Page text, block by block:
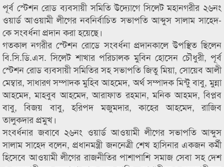
পূর্ব স্টেশন রোড ব্যবসায়ী সমিতি উদ্যোগে সিলেট মহানগরীর ২৬নং
ওয়ার্ড আওয়ামী লীগের নবনির্বাচিত সভাপতি আব্দুস সালাম সাহেদ-
কে সংবর্ধনা প্রদান করা হয়েছে।
গতকাল নগরীর স্টেশন রোডে সংবর্ধনা প্রদানকালে উপস্থিত ছিলেন
বি.সি.ডি.এস. সিলেট শাখার পরিচালক মুবিন হোসেন চৌধুরী, পূর্ব
স্টেশন রোড ব্যবসায়ী সমিতির সহ সভাপতি জিতু মিয়া, সোয়েব আলী
মেম্বার, সাধারণ সম্পাদক মুহিব আহমেদ, অর্থ সম্পাদক মিন্টু বাবু, মুন্না
আহমেদ, মাহবুব আহমেদ, আরাফাত রহমান, মনিক আহমদ, বিপ্লব
বাবু, বিজয় বাবু, হরিপদ মজুমদার, কাহের আহমেদ, রাজিব
তালুকদার প্রমুখ।
সংবর্ধনার জবাবে ২৬নং ওয়ার্ড আওয়ামী লীগের সভাপতি আব্দুস
সালাম সাহেদ বলেন, প্রধানমন্ত্রী জননেত্রী শেখ হাসিনার একজন কর্মী
হিসেবে আওয়ামী লীগের রাজনীতির পাশাপাশি সমাজ সেবা সহ দেশ